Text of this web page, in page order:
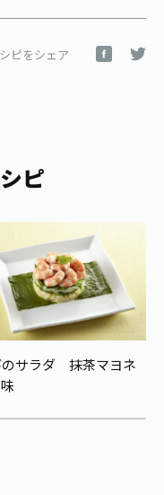
ピをシェア
ピ
のサラダ 抹茶マヨネ